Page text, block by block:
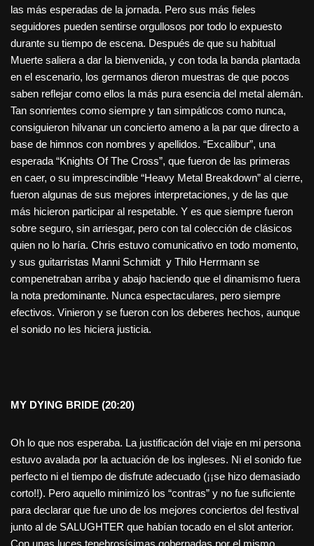
las más esperadas de la jornada. Pero sus más fieles
seguidores pueden sentirse orgullosos por todo lo expuesto
durante su tiempo de escena. Después de que su habitual
Muerte saliera a dar la bienvenida, y con toda la banda plantada
en el escenario, los germanos dieron muestras de que pocos
saben reflejar como ellos la más pura esencia del metal alemán.
Tan sonrientes como siempre y tan simpáticos como nunca,
consiguieron hilvanar un concierto ameno a la par que directo a
base de himnos con nombres y apellidos. “Excalibur”, una
esperada “Knights Of The Cross”, que fueron de las primeras
en caer, o su imprescindible “Heavy Metal Breakdown” al cierre,
fueron algunas de sus mejores interpretaciones, y de las que
más hicieron participar al respetable. Y es que siempre fueron
sobre seguro, sin arriesgar, pero con tal colección de clásicos
quien no lo haría. Chris estuvo comunicativo en todo momento,
y sus guitarristas Manni Schmidt y Thilo Herrmann se
compenetraban arriba y abajo haciendo que el dinamismo fuera
la nota predominante. Nunca espectaculares, pero siempre
efectivos. Vinieron y se fueron con los deberes hechos, aunque
el sonido no les hiciera justicia.
MY DYING BRIDE (20:20)
Oh lo que nos esperaba. La justificación del viaje en mi persona
estuvo avalada por la actuación de los ingleses. Ni el sonido fue
perfecto ni el tiempo de disfrute adecuado (¡¡se hizo demasiado
corto!!). Pero aquello minimizó los “contras” y no fue suficiente
para declarar que fue uno de los mejores conciertos del festival
junto al de SALUGHTER que habían tocado en el slot anterior.
Con unas luces tenebrosísimas gobernadas por el mismo